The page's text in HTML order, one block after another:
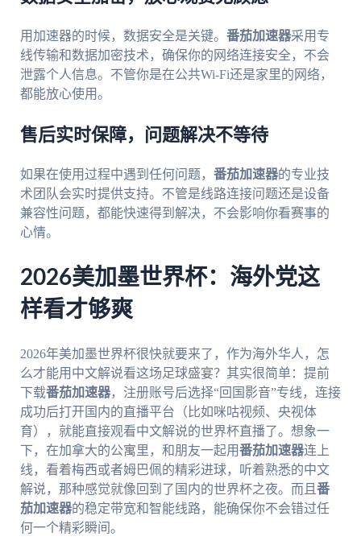
用加速器的时候，数据安全是关键。 番茄加速器采用专
线传输和数据加密技术，确保你的网络连接安全，不会
泄露个人信息。不管你是在公共Wi-Fi还是家里的网络，
都能放心使用。
售后实时保障，问题解决不等待
如果在使用过程中遇到任何问题， 番茄加速器的专业技
术团队会实时提供支持。不管是线路连接问题还是设备
兼容性问题，都能快速得到解决，不会影响你看赛事的
心情。
2026美加墨世界杯：海外党这
样看才够爽
2026年美加墨世界杯很快就要来了，作为海外华人，怎
么才能用中文解说看这场足球盛宴？其实很简单：提前
下载番茄加速器，注册账号后选择“回国影音”专线，连接
成功后打开国内的直播平台（比如咪咕视频、央视体
育），就能直接观看中文解说的世界杯直播了。想象一
下，在加拿大的公寓里，和朋友一起用番茄加速器连上
线，看着梅西或者姆巴佩的精彩进球，听着熟悉的中文
解说，那种感觉就像回到了国内的世界杯之夜。而且 番
茄加速器的稳定带宽和智能线路，能确保你不会错过任
何一个精彩瞬间。